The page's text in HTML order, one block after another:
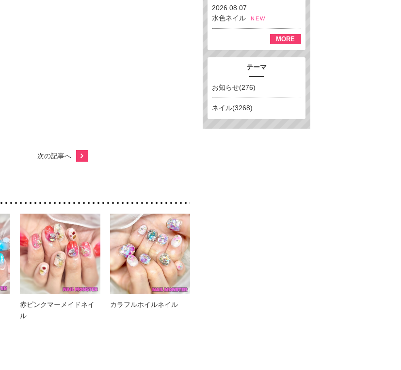
次の記事へ
赤ピンクマーメイドネイ
ル
カラフルホイルネイル
2026.08.07
水色ネイル
NEW
MORE
テーマ
お知らせ(276)
ネイル(3268)